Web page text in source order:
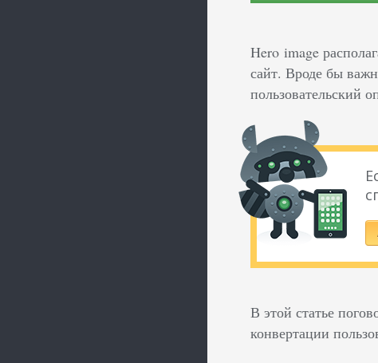
Hero image
сайт. Вроде бы
пользовательский
В этой статье
конвертации